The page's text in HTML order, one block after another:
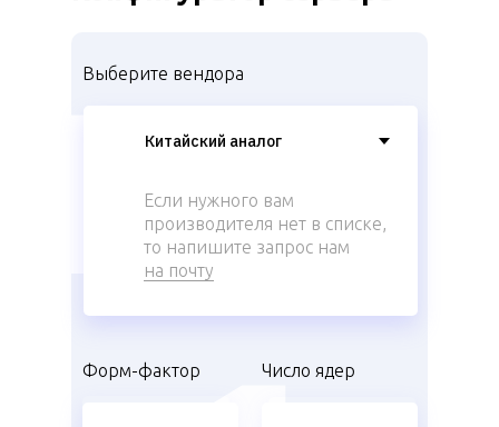
Форм-фактор Число ядер
Выберите вендора
Если нужного вам
производителя нет в списке,
то напишите запрос нам
на почту